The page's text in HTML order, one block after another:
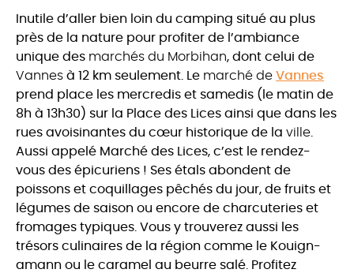
Inutile d’aller bien loin du camping situé au plus
près de la nature pour profiter de l’ambiance
unique des marchés du Morbihan, dont celui de
Vannes à 12 km seulement. Le marché de Vannes
prend place les mercredis et samedis (le matin de
8h à 13h30) sur la Place des Lices ainsi que dans les
rues avoisinantes du cœur historique de la ville
Aussi appelé Marché des Lices, c’est le rendez-
vous des épicuriens ! Ses étals abondent de
poissons et coquillages pêchés du jour, de fruits et
légumes de saison ou encore de charcuteries et
fromages typiques. Vous y trouverez aussi les
trésors culinaires de la région comme le Kouign-
amann ou le caramel au beurre salé. Profitez